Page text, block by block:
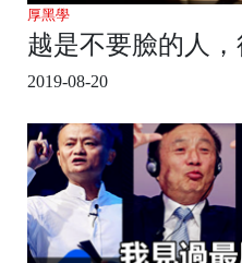
厚黑學
越是不要臉的人，
2019-08-20